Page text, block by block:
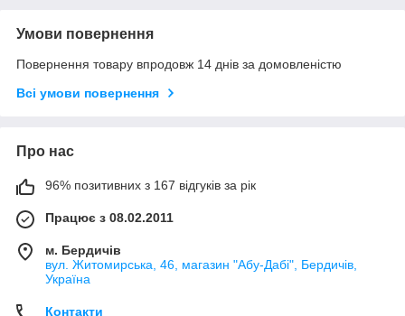
Умови повернення
Повернення товару впродовж 14 днів за домовленістю
Всі умови повернення
Про нас
96% позитивних з 167 відгуків за рік
Працює з 08.02.2011
м. Бердичів
вул. Житомирська, 46, магазин "Абу-Дабі", Бердичів,
Україна
Контакти